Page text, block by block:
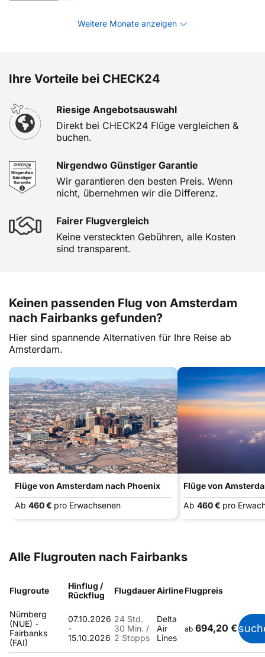
Weitere Monate anzeigen
Ihre Vorteile bei CHECK24
Riesige Angebotsauswahl
Direkt bei CHECK24 Flüge vergleichen &
buchen.
Nirgendwo Günstiger Garantie
Wir garantieren den besten Preis. Wenn
nicht, übernehmen wir die Differenz.
Fairer Flugvergleich
Keine versteckten Gebühren, alle Kosten
sind transparent.
Keinen passenden Flug von Amsterdam
nach Fairbanks gefunden?
Hier sind spannende Alternativen für Ihre Reise ab
Amsterdam.
Flüge von Amsterdam nach Phoenix
Ab 460 € pro Erwachsenen
Flüge von
Ab 460 € pro
Alle Flugrouten nach Fairbanks
Flugroute
Hinflug /
Rückflug
FlugdauerAirlineFlugpreis
Nürnberg
(NUE) -
Fairbanks
(FAI)
07.10.2026
-
15.10.2026
24 Std.
30 Min. /
2 Stopps
Delta
Air
Lines
ab 694,20 €